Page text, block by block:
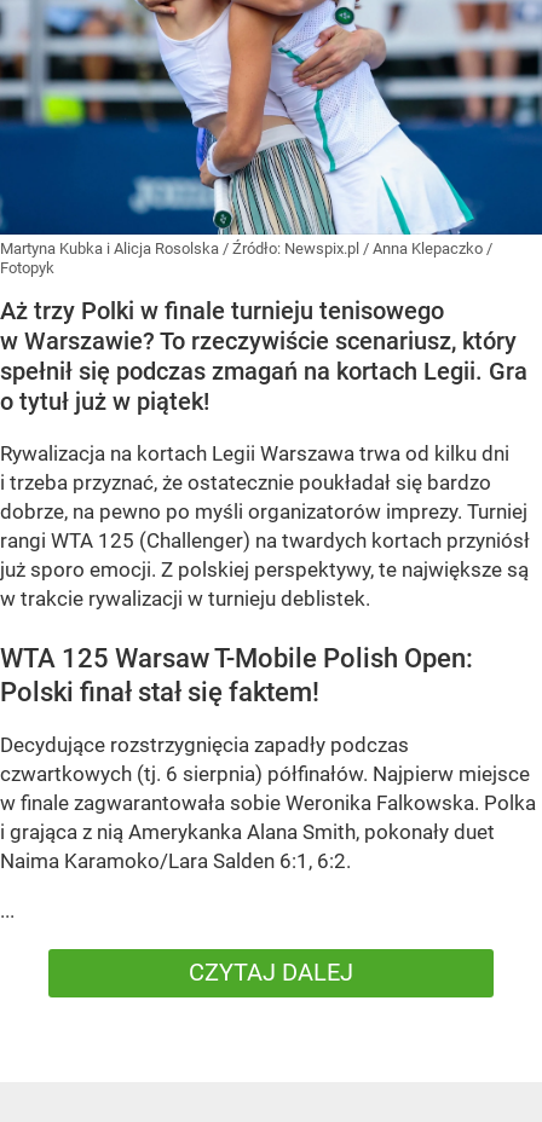
Martyna Kubka i Alicja Rosolska / Źródło: Newspix.pl / Anna Klepaczko /
Fotopyk
Aż trzy Polki w finale turnieju tenisowego
w Warszawie? To rzeczywiście scenariusz, który
spełnił się podczas zmagań na kortach Legii. Gra
o tytuł już w piątek!
Rywalizacja na kortach Legii Warszawa trwa od kilku dni
i trzeba przyznać, że ostatecznie poukładał się bardzo
dobrze, na pewno po myśli organizatorów imprezy. Turniej
rangi WTA 125 (Challenger) na twardych kortach przyniósł
już sporo emocji. Z polskiej perspektywy, te największe są
w trakcie rywalizacji w turnieju deblistek.
WTA 125 Warsaw T-Mobile Polish Open:
Polski finał stał się faktem!
Decydujące rozstrzygnięcia zapadły podczas
czwartkowych (tj. 6 sierpnia) półfinałów. Najpierw miejsce
w finale zagwarantowała sobie Weronika Falkowska. Polka
i grająca z nią Amerykanka Alana Smith, pokonały duet
Naima Karamoko/Lara Salden 6:1, 6:2.
...
CZYTAJ DALEJ